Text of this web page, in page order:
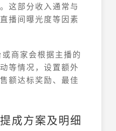
这部分收入通常与
播间曝光度等因素
商家会根据主播的
等情况，设置额外
额达标奖励、最佳
成方案及明细